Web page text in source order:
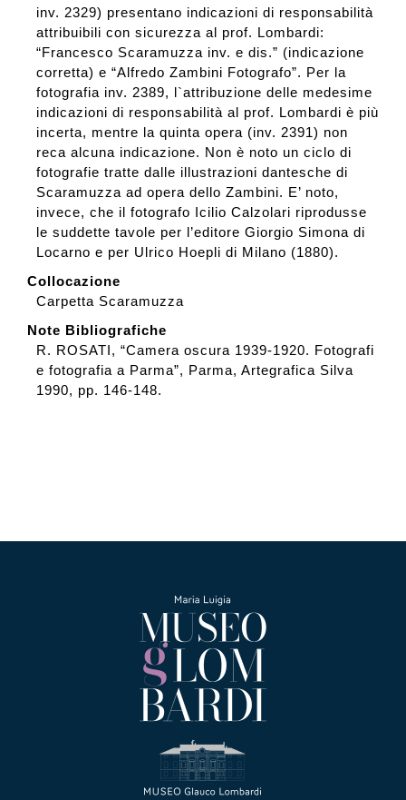
inv. 2329) presentano indicazioni di responsabilità
attribuibili con sicurezza al prof. Lombardi:
“Francesco Scaramuzza inv. e dis.” (indicazione
corretta) e “Alfredo Zambini Fotografo”. Per la
fotografia inv. 2389, l`attribuzione delle medesime
indicazioni di responsabilità al prof. Lombardi è più
incerta, mentre la quinta opera (inv. 2391) non
reca alcuna indicazione. Non è noto un ciclo di
fotografie tratte dalle illustrazioni dantesche di
Scaramuzza ad opera dello Zambini. E’ noto,
invece, che il fotografo Icilio Calzolari riprodusse
le suddette tavole per l’editore Giorgio Simona di
Locarno e per Ulrico Hoepli di Milano (1880).
Collocazione
Carpetta Scaramuzza
Note Bibliografiche
R. ROSATI, “Camera oscura 1939-1920. Fotografi
e fotografia a Parma”, Parma, Artegrafica Silva
1990, pp. 146-148.